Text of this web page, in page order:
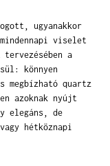
ugyanakkor
viselet
a
könnyen
megbízható quartz
azoknak nyújt
elegáns, de
hétköznapi